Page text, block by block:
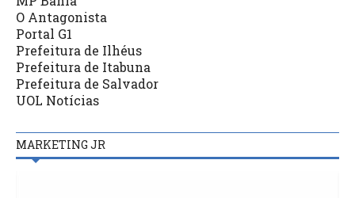
O Antagonista
Portal G1
Prefeitura de Ilhéus
Prefeitura de Itabuna
Prefeitura de Salvador
UOL Notícias
MARKETING JR